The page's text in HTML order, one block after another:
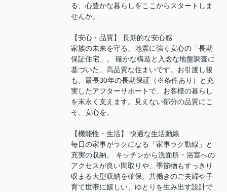
る、心豊かな暮らしをここからスタートしま
せんか。
【安心・品質】 長期的な安心感
家族の未来を守る、地震に強く安心の「長期
保証住宅」。 確かな構造と入念な地盤調査に
基づいた、高品質な住まいです。お引渡し後
も、最長30年の長期保証（※条件あり）と充
実したアフターサポートで、お客様の暮らし
を末永く支えます。見えない部分の品質にこ
そ、安心を。
【機能性・生活】 快適な生活動線
毎日の家事がラクになる「家事ラク動線」と
充実の収納。 キッチンから洗面所・浴室への
アクセスが良い間取りや、季節物もすっきり
収まる大型収納を確保。共働きのご夫婦や子
育て世帯に嬉しい、ゆとりを生み出す設計で